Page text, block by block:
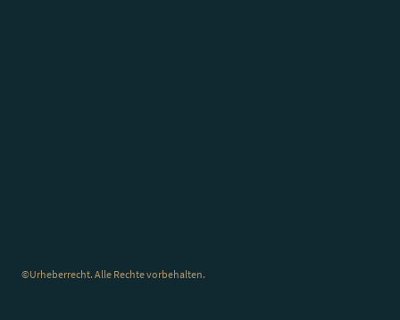
©Urheberrecht. Alle Rechte vorbehalten.